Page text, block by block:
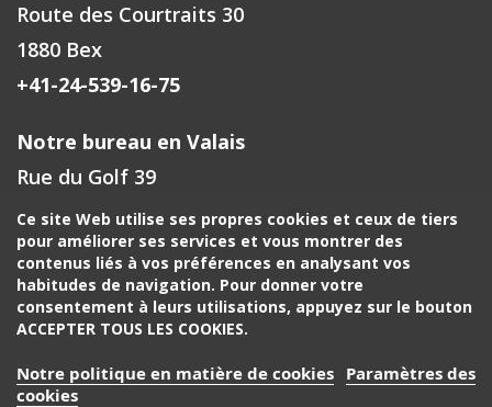
Ce site Web utilise ses propres cookies et ceux de tiers
pour améliorer ses services et vous montrer des
contenus liés à vos préférences en analysant vos
habitudes de navigation. Pour donner votre
consentement à leurs utilisations, appuyez sur le bouton
ACCEPTER TOUS LES COOKIES.
Notre politique en matière de cookies Paramètres des
cookies
Route des Courtraits 30
1880 Bex
+41-24-539-16-75
Notre bureau en Valais
Rue du Golf 39
1971 Grimisuat
+41-27-588-00-72
Votre contact à Fribourg, Neuchâtel
+41-24-539-16-75
Votre contact région de Genève, Jura, Berne